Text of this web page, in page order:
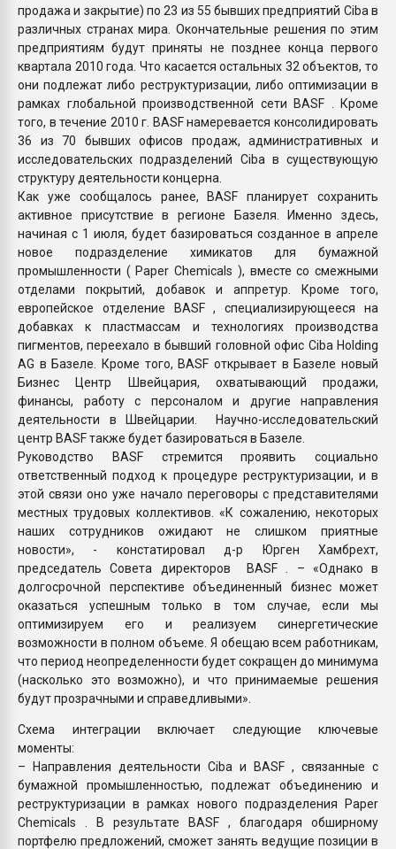
продажа и закрытие) по 23 из 55 бывших предприятий Ciba в
различных странах мира. Окончательные решения по этим
предприятиям будут приняты не позднее конца первого
квартала 2010 года. Что касается остальных 32 объектов, то
они подлежат либо реструктуризации, либо оптимизации в
рамках глобальной производственной сети BASF . Кроме
того, в течение 2010 г. BASF намеревается консолидировать
36 из 70 бывших офисов продаж, административных и
исследовательских подразделений Ciba в существующую
структуру деятельности концерна.
Как уже сообщалось ранее, BASF планирует сохранить
активное присутствие в регионе Базеля. Именно здесь,
начиная с 1 июля, будет базироваться созданное в апреле
новое подразделение химикатов для бумажной
промышленности ( Paper Chemicals ), вместе со смежными
отделами покрытий, добавок и аппретур. Кроме того,
европейское отделение BASF , специализирующееся на
добавках к пластмассам и технологиях производства
пигментов, переехало в бывший головной офис Ciba Holding
AG в Базеле. Кроме того, BASF открывает в Базеле новый
Бизнес Центр Швейцария, охватывающий продажи,
финансы, работу с персоналом и другие направления
деятельности в Швейцарии. Научно-исследовательский
центр BASF также будет базироваться в Базеле.
Руководство BASF стремится проявить социально
ответственный подход к процедуре реструктуризации, и в
этой связи оно уже начало переговоры с представителями
местных трудовых коллективов. «К сожалению, некоторых
наших сотрудников ожидают не слишком приятные
новости», - констатировал д-р Юрген Хамбрехт,
председатель Совета директоров BASF . – «Однако в
долгосрочной перспективе объединенный бизнес может
оказаться успешным только в том случае, если мы
оптимизируем его и реализуем синергетические
возможности в полном объеме. Я обещаю всем работникам,
что период неопределенности будет сокращен до минимума
(насколько это возможно), и что принимаемые решения
будут прозрачными и справедливыми».
Схема интеграции включает следующие ключевые
моменты:
– Направления деятельности Ciba и BASF , связанные с
бумажной промышленностью, подлежат объединению и
реструктуризации в рамках нового подразделения Paper
Chemicals . В результате BASF , благодаря обширному
портфелю предложений, сможет занять ведущие позиции в